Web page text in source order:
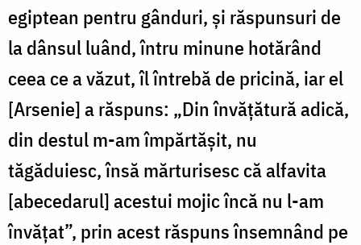
egiptean pentru gânduri, şi răspunsuri de
la dânsul luând, întru minune hotărând
ceea ce a văzut, îl în­trebă de pricină, iar el
[Arsenie] a răspuns: „Din învăţătură adică,
din destul m-am împărtăşit, nu
tăgăduiesc, însă mărturisesc că alfavita
[abecedarul] acestui mojic încă nu l-am
învăţat”, prin acest răspuns însemnând pe